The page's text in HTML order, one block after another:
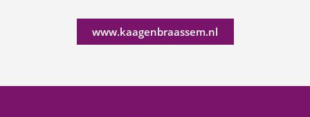
www.kaagenbraassem.nl